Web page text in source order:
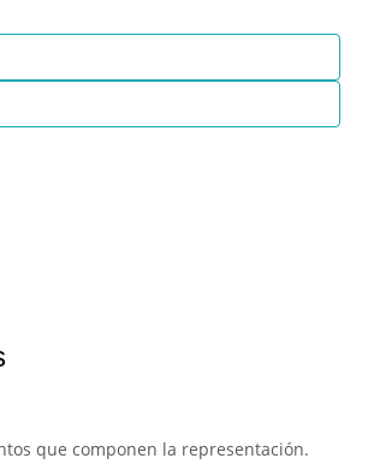
que componen la representación.